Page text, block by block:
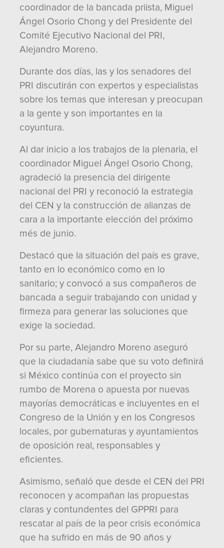
coordinador de la bancada priista, Miguel
Ángel Osorio Chong y del Presidente del
Comité Ejecutivo Nacional del PRI,
Alejandro Moreno.
Durante dos días, las y los senadores del
PRI discutirán con expertos y especialistas
sobre los temas que interesan y preocupan
a la gente y son importantes en la
coyuntura.
Al dar inicio a los trabajos de la plenaria, el
coordinador Miguel Ángel Osorio Chong,
agradeció la presencia del dirigente
nacional del PRI y reconoció la estrategia
del CEN y la construcción de alianzas de
cara a la importante elección del próximo
més de junio.
Destacó que la situación del país es grave,
tanto en lo económico como en lo
sanitario; y convocó a sus compañeros de
bancada a seguir trabajando con unidad y
firmeza para generar las soluciones que
exige la sociedad.
Por su parte, Alejandro Moreno aseguró
que la ciudadanía sabe que su voto definirá
si México continúa con el proyecto sin
rumbo de Morena o apuesta por nuevas
mayorías democráticas e incluyentes en el
Congreso de la Unión y en los Congresos
locales, por gubernaturas y ayuntamientos
de oposición real, responsables y
eficientes.
Asimismo, señaló que desde el CEN del PRI
reconocen y acompañan las propuestas
claras y contundentes del GPPRI para
rescatar al país de la peor crisis económica
que ha sufrido en más de 90 años y